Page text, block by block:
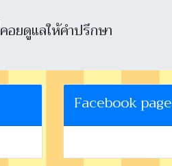
อยดูแลให้คำปรึกษา
Facebook page